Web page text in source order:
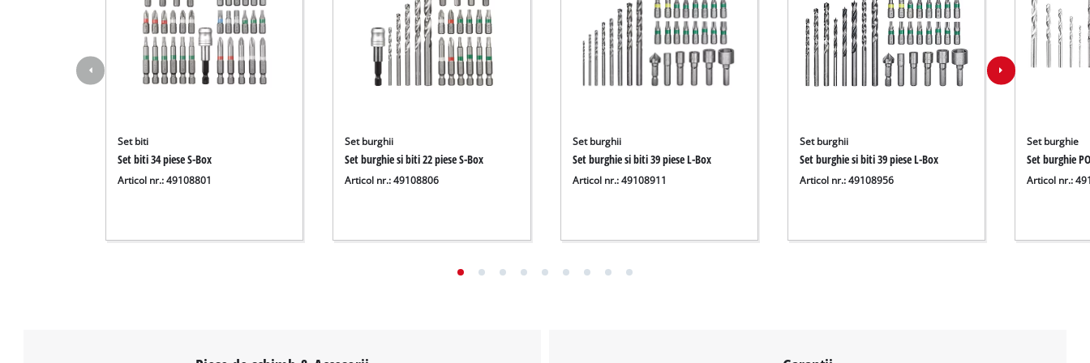
Set biti
Set biti 34 piese S-Box
Articol nr.: 49108801
Set burghii
Set burghie si biti 22 piese S-Box
Articol nr.: 49108806
Set burghii
Set burghie si biti 39 piese L-Box
Articol nr.: 49108911
Set burghii
Set burghie si biti 39 piese L-Box
Articol nr.: 49108956
Set burghie
Set burghie
Articol nr.: